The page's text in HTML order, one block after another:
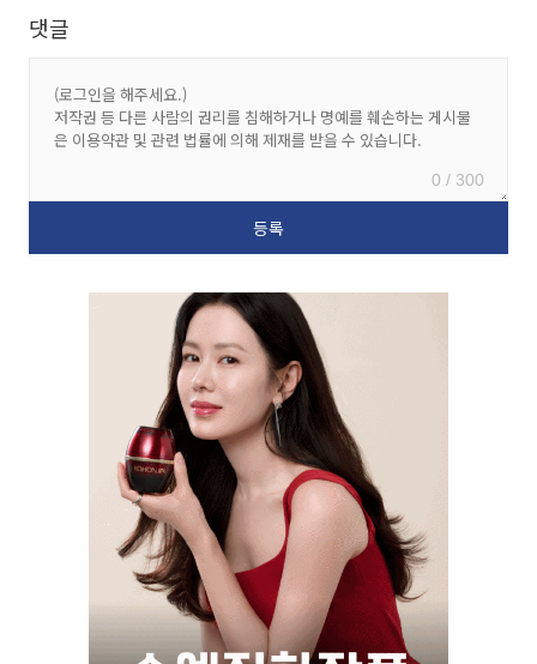
댓글
0 / 300